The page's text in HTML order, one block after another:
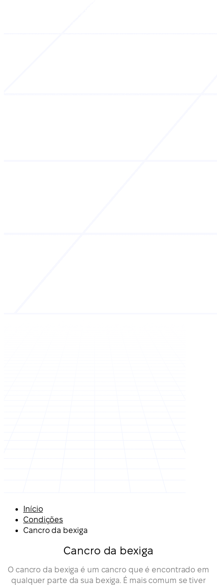
Início
Condições
Cancro da bexiga
Cancro da bexiga
O cancro da bexiga é um cancro que é encontrado em
qualquer parte da sua bexiga. É mais comum se tiver